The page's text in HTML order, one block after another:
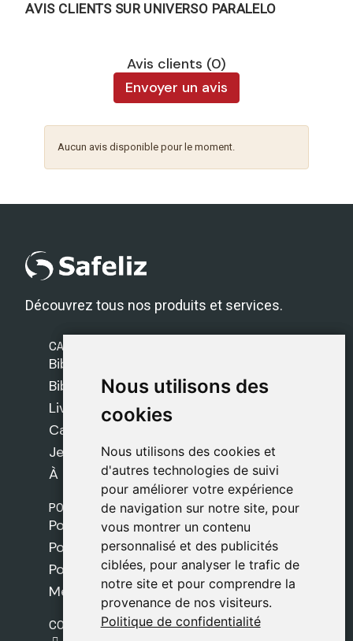
Nous utilisons des
cookies
Nous utilisons des cookies et
d'autres technologies de suivi
pour améliorer votre expérience
de navigation sur notre site, pour
vous montrer un contenu
personnalisé et des publicités
ciblées, pour analyser le trafic de
notre site et pour comprendre la
provenance de nos visiteurs.
Politique de confidentialité
Nous utilisons des
cookies
Nous utilisons des cookies et
d'autres technologies de suivi
pour améliorer votre expérience
de navigation sur notre site, pour
vous montrer un contenu
personnalisé et des publicités
ciblées, pour analyser le trafic de
notre site et pour comprendre la
provenance de nos visiteurs.
Politique de confidentialité
AVIS CLIENTS SUR UNIVERSO PARALELO
Avis clients (0)
Envoyer un avis
Aucun avis disponible pour le moment.
Découvrez tous nos produits et services.
CATÉGORIES
Bibles Safeliz
Bibles
Livres
Cadeaux
Jeux
À propos de nous
POLITIQUES
Politique de livraison
Politique de cookies
Politique de confidentialité
Mentions légales
CONTACT